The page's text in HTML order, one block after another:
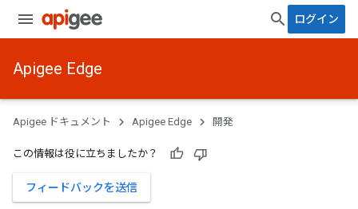
ログイン
Apigee Edge
Apigee ドキュメント Apigee Edge 開発
この情報は役に立ちましたか？
フィードバックを送信